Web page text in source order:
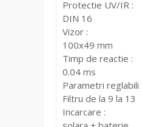
Protectie UV/IR :
DIN 16
Vizor :
100x49 mm
Timp de reactie :
0.04 ms
Parametri reglabili :
Filtru de la 9 la 13
Incarcare :